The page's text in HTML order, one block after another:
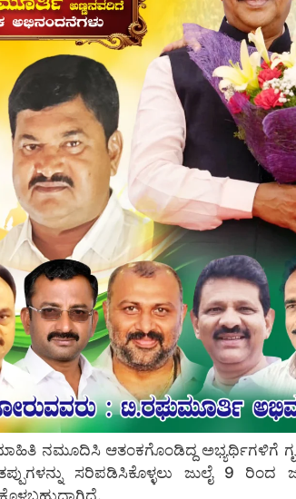
ಮಾಹಿತಿ ನಮೂದಿಸಿ ಆತಂಕಗೊಂಡಿದ್ದ ಅಭ್ಯರ್ಥಿಗಳಿಗೆ
ಸರಿಪಡಿಸಿಕೊಳ್ಳಲು ಜುಲೈ 9 ರಿಂದ